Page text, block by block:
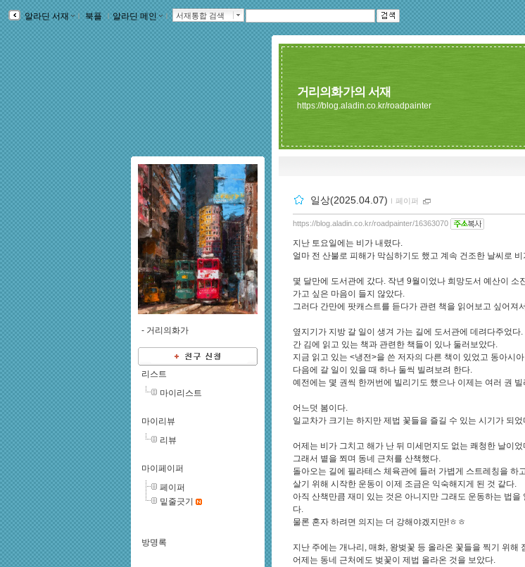
알라딘 서재 ｌ 북플 ｌ 알라딘 메인 ｌ 서재통합 검색
거리의화가의 서재
https://blog.aladin.co.kr/roadpainter
일상(2025.04.07) ｌ 페이퍼
https://blog.aladin.co.kr/roadpainter/16363070
지난 토요일에는 비가 내렸다.
얼마 전 산불로 피해가 막심하기도 했고 계속 건조한 날씨로
몇 달만에 도서관에 갔다. 작년 9월이었나 희망도서 예산이
가고 싶은 마음이 들지 않았다.
그러다 간만에 팟캐스트를 듣다가 관련 책을 읽어보고 싶어져
옆지기가 지방 갈 일이 생겨 가는 길에 도서관에 데려다주었다.
간 김에 읽고 있는 책과 관련한 책들이 있나 둘러보았다.
지금 읽고 있는 <냉전>을 쓴 저자의 다른 책이 있었고 동아시
다음에 갈 일이 있을 때 하나 둘씩 빌려보려 한다.
예전에는 몇 권씩 한꺼번에 빌리기도 했으나 이제는 여러 권
어느덧 봄이다.
일교차가 크기는 하지만 제법 꽃들을 즐길 수 있는 시기가 되었
어제는 비가 그치고 해가 난 뒤 미세먼지도 없는 쾌청한 날이었
그래서 볕을 쬐며 동네 근처를 산책했다.
돌아오는 길에 필라테스 체육관에 들러 가볍게 스트레칭을 하
살기 위해 시작한 운동이 이제 조금은 익숙해지게 된 것 같다.
아직 산책만큼 재미 있는 것은 아니지만 그래도 운동하는 법
다.
물론 혼자 하려면 의지는 더 강해야겠지만!ㅎㅎ
지난 주에는 개나리, 매화, 왕벚꽃 등 올라온 꽃들을 찍기 위해
어제는 동네 근처에도 벚꽃이 제법 올라온 것을 보았다.
- 거리의화가
리스트
마이리스트
마이리뷰
리뷰
마이페이퍼
페이퍼
밑줄긋기
방명록